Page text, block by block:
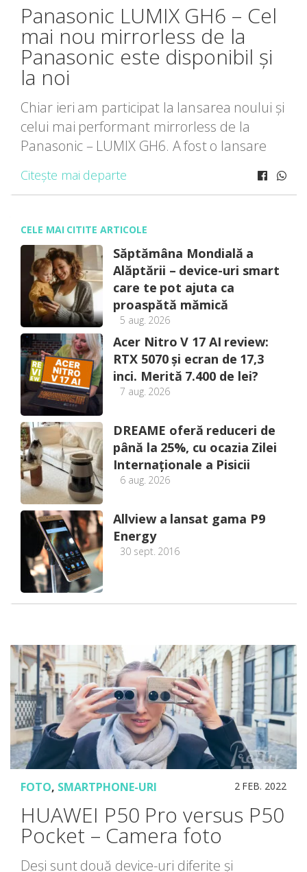
Panasonic LUMIX GH6 – Cel
mai nou mirrorless de la
Panasonic este disponibil și
la noi
Chiar ieri am participat la lansarea noului și
celui mai performant mirrorless de la
Panasonic – LUMIX GH6. A fost o lansare
demonstrație a ceea ce poate face […]
Citește mai departe
CELE MAI CITITE ARTICOLE
Săptămâna Mondială a
Alăptării – device-uri smart
care te pot ajuta ca
proaspătă mămică
5 aug. 2026
Acer Nitro V 17 AI review:
RTX 5070 și ecran de 17,3
inci. Merită 7.400 de lei?
7 aug. 2026
DREAME oferă reduceri de
până la 25%, cu ocazia Zilei
Internaționale a Pisicii
6 aug. 2026
Allview a lansat gama P9
Energy
30 sept. 2016
FOTO, SMARTPHONE-URI 2 FEB. 2022
HUAWEI P50 Pro versus P50
Pocket – Camera foto
Deși sunt două device-uri diferite și